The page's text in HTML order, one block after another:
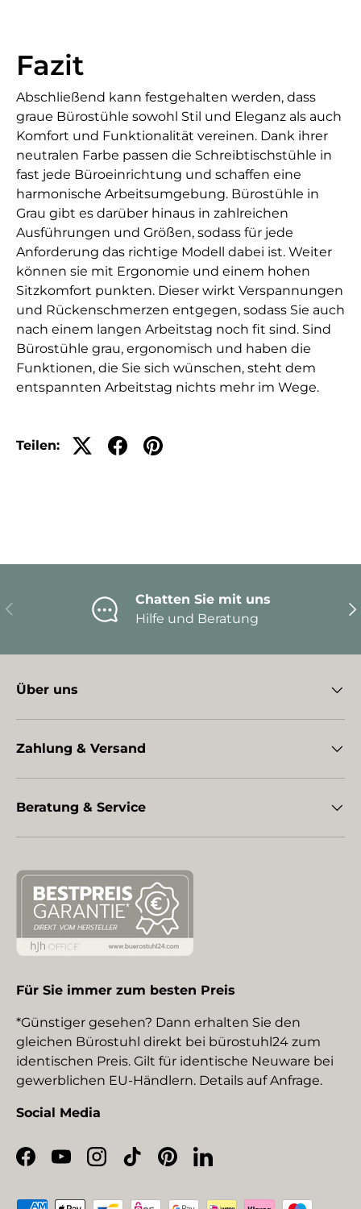
Fazit
Abschließend kann festgehalten werden, dass
graue Bürostühle sowohl Stil und Eleganz als auch
Komfort und Funktionalität vereinen. Dank ihrer
neutralen Farbe passen die Schreibtischstühle in
fast jede Büroeinrichtung und schaffen eine
harmonische Arbeitsumgebung. Bürostühle in
Grau gibt es darüber hinaus in zahlreichen
Ausführungen und Größen, sodass für jede
Anforderung das richtige Modell dabei ist. Weiter
können sie mit Ergonomie und einem hohen
Sitzkomfort punkten. Dieser wirkt Verspannungen
und Rückenschmerzen entgegen, sodass Sie auch
nach einem langen Arbeitstag noch fit sind. Sind
Bürostühle grau, ergonomisch und haben die
Funktionen, die Sie sich wünschen, steht dem
entspannten Arbeitstag nichts mehr im Wege.
Teilen:
Vorherige
Chatten Sie mit uns
Hilfe und Beratung
Über uns
Zahlung & Versand
Beratung & Service
Für Sie immer zum besten Preis
*Günstiger gesehen? Dann erhalten Sie den
gleichen Bürostuhl direkt bei bürostuhl24 zum
identischen Preis. Gilt für identische Neuware bei
gewerblichen EU-Händlern. Details auf Anfrage.
Social Media
Facebook
YouTubeInstagram
TikTokPinterestLinkedIn